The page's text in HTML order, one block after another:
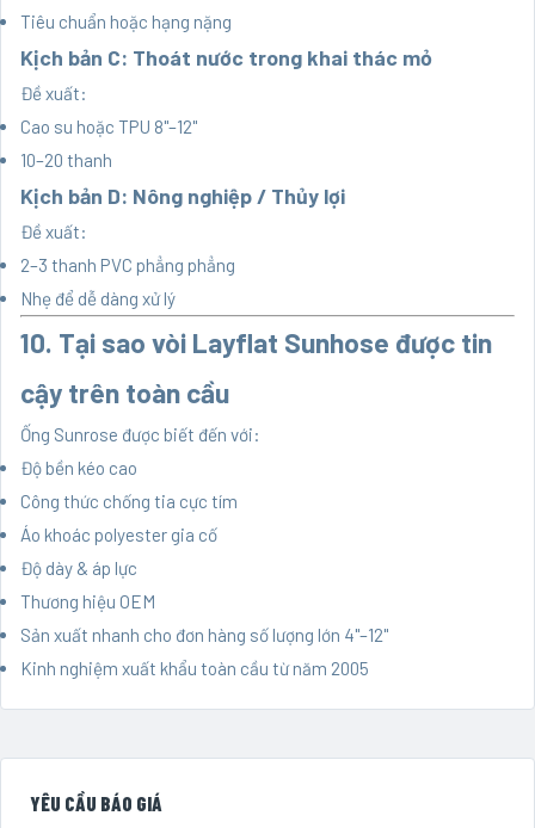
Tiêu chuẩn hoặc hạng nặng
Kịch bản C: Thoát nước trong khai thác mỏ
Đề xuất:
Cao su hoặc TPU 8"–12"
10–20 thanh
Kịch bản D: Nông nghiệp / Thủy lợi
Đề xuất:
2–3 thanh PVC phẳng phẳng
Nhẹ để dễ dàng xử lý
10. Tại sao vòi Layflat Sunhose được tin
cậy trên toàn cầu
Ống Sunrose được biết đến với:
Độ bền kéo cao
Công thức chống tia cực tím
Áo khoác polyester gia cố
Độ dày & áp lực
Thương hiệu OEM
Sản xuất nhanh cho đơn hàng số lượng lớn 4"–12"
Kinh nghiệm xuất khẩu toàn cầu từ năm 2005
YÊU CẦU BÁO GIÁ